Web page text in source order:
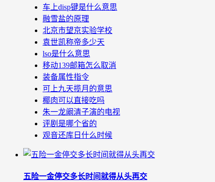
车上disp键是什么意思
融雪盐的原理
北京市望京实验学校
袁世凯称帝多少天
lso是什么意思
移动139邮箱怎么取消
装备属性指令
可上九天揽月的意思
椰肉可以直接吃吗
朱一龙阚清子演的电视
评剧是哪个省的
观音还库日什么时候
五险一金停交多长时间就得从头再交